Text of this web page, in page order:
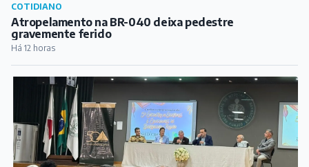
COTIDIANO
Atropelamento na BR-040 deixa pedestre
gravemente ferido
Há 12 horas